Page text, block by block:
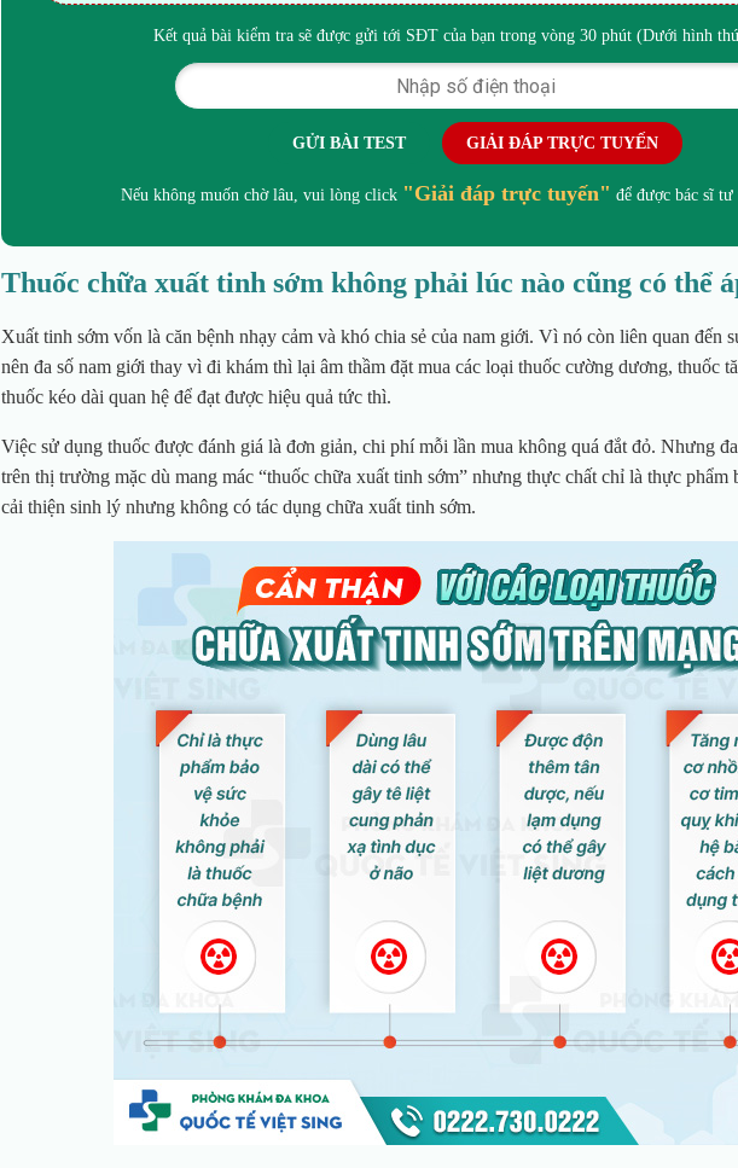
Kết quả bài kiểm tra sẽ được gửi tới SĐT của bạn trong vòng 30 phút (Dưới hình
GỬI BÀI TEST GIẢI ĐÁP TRỰC TUYẾN
Nếu không muốn chờ lâu, vui lòng click "Giải đáp trực tuyến" để được bác sĩ
Thuốc chữa xuất tinh sớm không phải lúc nào cũng có thể
Xuất tinh sớm vốn là căn bệnh nhạy cảm và khó chia sẻ của nam giới. Vì nó còn liên quan đến
nên đa số nam giới thay vì đi khám thì lại âm thầm đặt mua các loại thuốc cường dương, thuốc
thuốc kéo dài quan hệ để đạt được hiệu quả tức thì.
Việc sử dụng thuốc được đánh giá là đơn giản, chi phí mỗi lần mua không quá đắt đỏ. Nhưng
trên thị trường mặc dù mang mác “thuốc chữa xuất tinh sớm” nhưng thực chất chỉ là thực phẩm
cải thiện sinh lý nhưng không có tác dụng chữa xuất tinh sớm.
LÊ